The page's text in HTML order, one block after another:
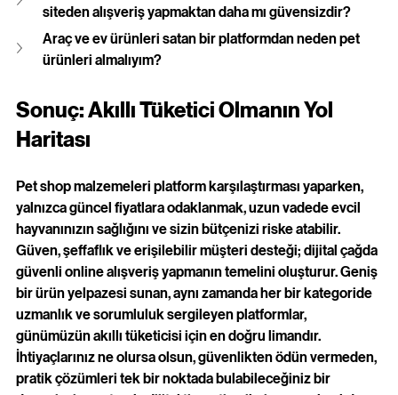
siteden alışveriş yapmaktan daha mı güvensizdir?
Araç ve ev ürünleri satan bir platformdan neden pet
ürünleri almalıyım?
Sonuç: Akıllı Tüketici Olmanın Yol
Haritası
Pet shop malzemeleri platform karşılaştırması yaparken,
yalnızca güncel fiyatlara odaklanmak, uzun vadede evcil
hayvanınızın sağlığını ve sizin bütçenizi riske atabilir.
Güven, şeffaflık ve erişilebilir müşteri desteği; dijital çağda
güvenli online alışveriş yapmanın temelini oluşturur. Geniş
bir ürün yelpazesi sunan, aynı zamanda her bir kategoride
uzmanlık ve sorumluluk sergileyen platformlar,
günümüzün akıllı tüketicisi için en doğru limandır.
İhtiyaçlarınız ne olursa olsun, güvenlikten ödün vermeden,
pratik çözümleri tek bir noktada bulabileceğiniz bir